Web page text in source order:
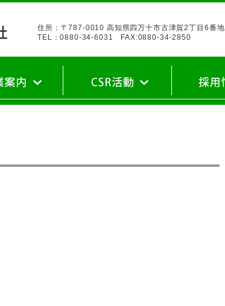
住所：〒787-0010 高知県四万十市古津賀2丁目6番地
TEL：0880-34-6031 FAX:0880-34-2850